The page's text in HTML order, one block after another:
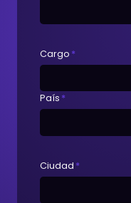
Cargo *
País *
Ciudad *